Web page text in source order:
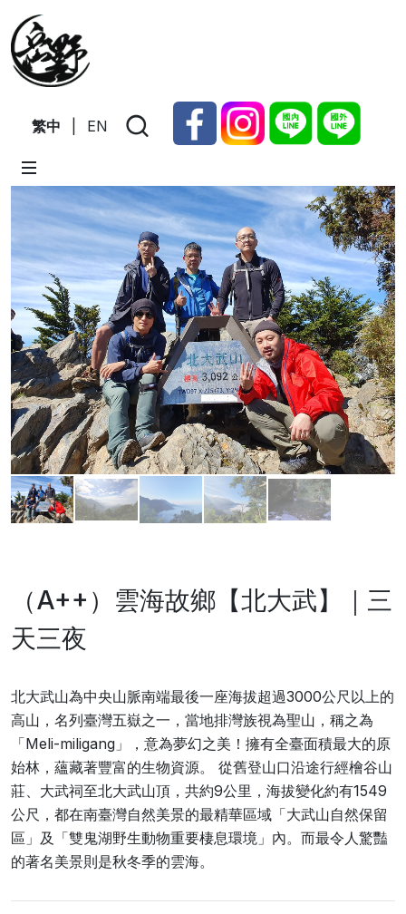
繁中 EN
（A++）雲海故鄉【北大武】｜三
天三夜
北大武山為中央山脈南端最後一座海拔超過3000公尺以上的
高山，名列臺灣五嶽之一，當地排灣族視為聖山，稱之為
「Meli-miligang」，意為夢幻之美！擁有全臺面積最大的原
始林，蘊藏著豐富的生物資源。 從舊登山口沿途行經檜谷山
莊、大武祠至北大武山頂，共約9公里，海拔變化約有1549
公尺，都在南臺灣自然美景的最精華區域「大武山自然保留
區」及「雙鬼湖野生動物重要棲息環境」內。而最令人驚豔
的著名美景則是秋冬季的雲海。